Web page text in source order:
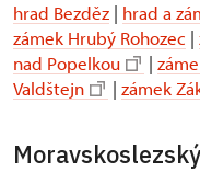
hrad Bezděz | hrad a
zámek Hrubý Rohozec |
nad Popelkou
|
Valdštejn
| zámek